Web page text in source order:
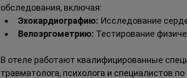
обследования, включая:
Эхокардиографию: Исследование
Велоэргометрию: Тестирование
В отеле работают квалифицированные
травматолога, психолога и специалистов